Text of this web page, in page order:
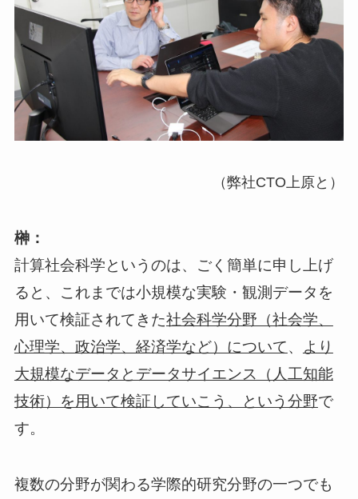
（弊社CTO上原と）
榊：
計算社会科学というのは、ごく簡単に申し上げ
ると、これまでは小規模な実験・観測データを
用いて検証されてきた社会科学分野（社会学、
心理学、政治学、経済学など）について、
より
大規模なデータとデータサイエンス（人工知能
技術）を用いて検証していこう、という分野で
す。
複数の分野が関わる学際的研究分野の一つでも